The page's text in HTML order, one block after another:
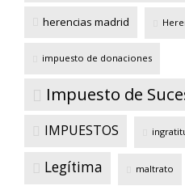
herencias madrid
impuesto de donaciones
Impuesto de
IMPUESTOS
Legítima maltrato